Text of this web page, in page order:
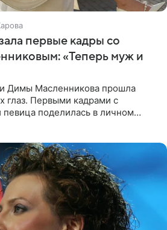
первые кадры со
«Теперь муж и
Димы Масленникова прошла
глаз. Первыми кадрами с
поделилась в личном